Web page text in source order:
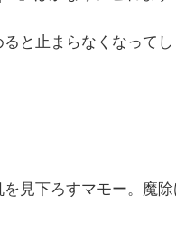
と止まらなくなってし
を見下ろすマモー。魔